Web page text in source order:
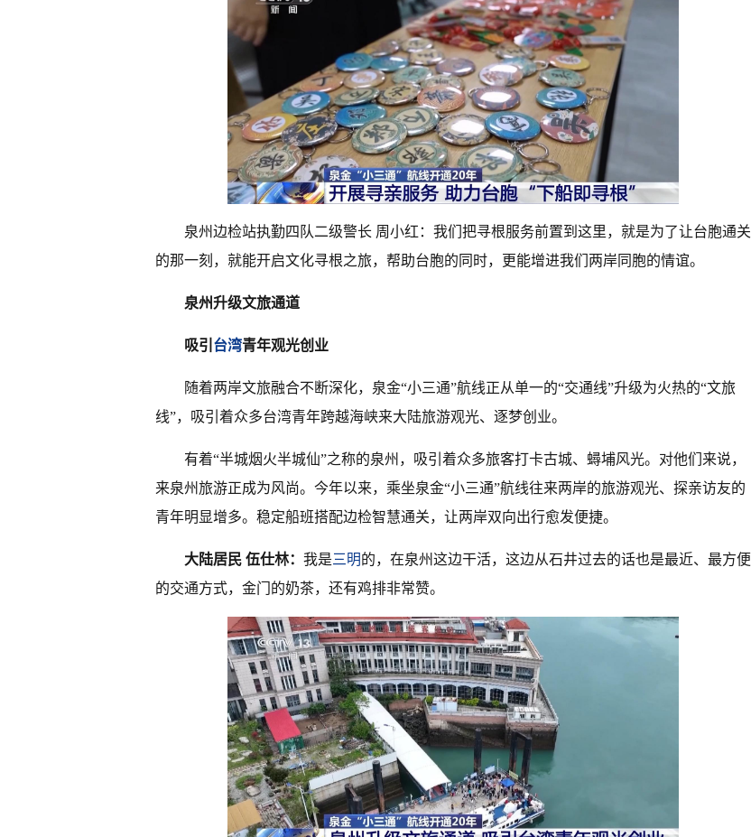
泉州边检站执勤四队二级警长 周小红：我们把寻根服务前置到这里，就是为了让台胞通关
的那一刻，就能开启文化寻根之旅，帮助台胞的同时，更能增进我们两岸同胞的情谊。
泉州升级文旅通道
吸引 台湾青年观光创业
随着两岸文旅融合不断深化，泉金“小三通”航线正从单一的“交通线”升级为火热的“文旅
线”，吸引着众多台湾青年跨越海峡来大陆旅游观光、逐梦创业。
有着“半城烟火半城仙”之称的泉州，吸引着众多旅客打卡古城、蟳埔风光。对他们来说，
来泉州旅游正成为风尚。今年以来，乘坐泉金“小三通”航线往来两岸的旅游观光、探亲访友的
青年明显增多。稳定船班搭配边检智慧通关，让两岸双向出行愈发便捷。
大陆居民 伍仕林： 我是三明的，在泉州这边干活，这边从石井过去的话也是最近、最方便
的交通方式，金门的奶茶，还有鸡排非常赞。